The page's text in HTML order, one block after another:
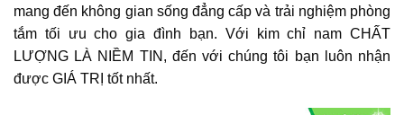
mang đến không gian sống đẳng cấp và trải nghiệm phòng
tắm tối ưu cho gia đình bạn. Với kim chỉ nam CHẤT
LƯỢNG LÀ NIỀM TIN, đến với chúng tôi bạn luôn nhận
được GIÁ TRỊ tốt nhất.